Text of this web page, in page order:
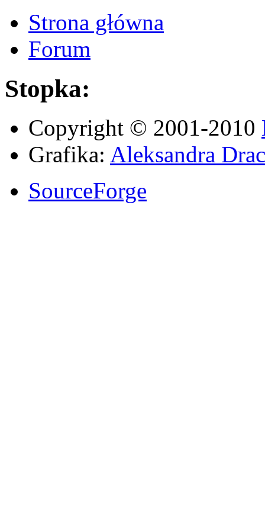
Strona główna
Forum
Stopka:
Copyright © 2001-2010
Grafika: Aleksandra
SourceForge